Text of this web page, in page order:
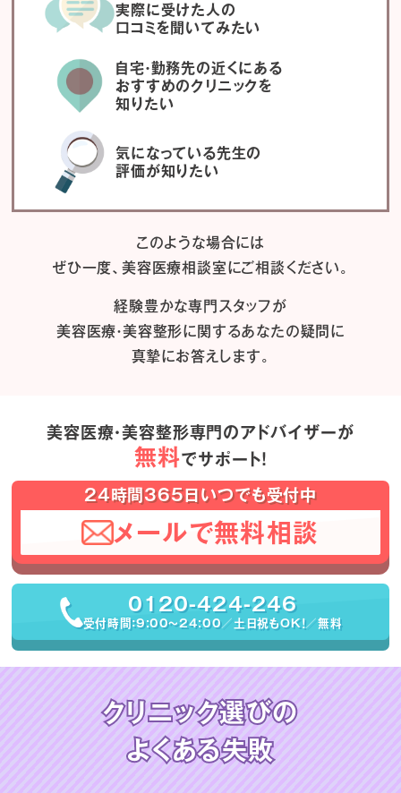
実際に受けた人の
口コミを聞いてみたい
自宅・勤務先の近くにある
おすすめのクリニックを
知りたい
気になっている先生の
評価が知りたい
このような場合には
ぜひ一度、美容医療相談室にご相談ください。
経験豊かな専門スタッフが
美容医療・美容整形に関するあなたの疑問に
真摯にお答えします。
美容医療・美容整形専門のアドバイザーが
無料でサポート！
24時間365日いつでも受付中
メールで無料相談
0120-424-246
受付時間：9:00〜24:00／土日祝もOK！／無料
クリニック選びの
よくある失敗